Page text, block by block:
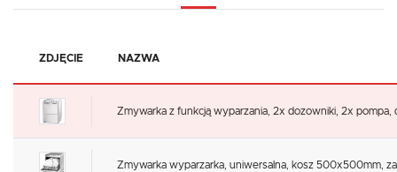
ZDJĘCIE NAZWA
Zmywarka z funkcją wyparzania, 2x dozowniki, 2x pompa,
Zmywarka wyparzarka, uniwersalna, kosz 500x500mm,